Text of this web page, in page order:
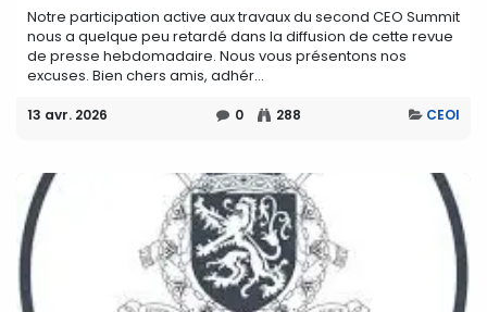
Notre participation active aux travaux du second CEO Summit
nous a quelque peu retardé dans la diffusion de cette revue
de presse hebdomadaire. Nous vous présentons nos
excuses. Bien chers amis, adhér...
13 avr. 2026 0 288 CEOI